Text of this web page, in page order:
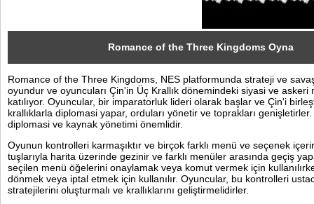
Pinterest
Romance of the Three Kingdoms Oyna
Romance of the Three Kingdoms, NES platformunda strateji ve
oyundur ve oyuncuları Çin'in Üç Krallık dönemindeki siyasi ve askeri
katılıyor. Oyuncular, bir imparatorluk lideri olarak başlar ve Çin'i
krallıklarla diplomasi yapar, orduları yönetir ve toprakları
diplomasi ve kaynak yönetimi önemlidir.
Oyunun kontrolleri karmaşıktır ve birçok farklı menü ve seçenek
tuşlarıyla harita üzerinde gezinir ve farklı menüler arasında geçiş
seçilen menü öğelerini onaylamak veya komut vermek için
dönmek veya iptal etmek için kullanılır. Oyuncular, bu kontrolleri
stratejilerini oluşturmalı ve krallıklarını geliştirmelidirler.